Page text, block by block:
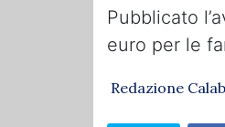
Pubblicato
euro per le
Redazione